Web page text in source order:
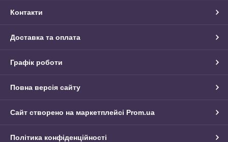
Контакти
Доставка та оплата
Графік роботи
Повна версія сайту
Сайт створено на маркетплейсі Prom.ua
Політика конфіденційності